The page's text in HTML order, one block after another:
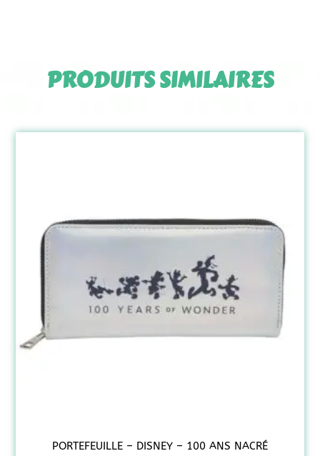
PRODUITS SIMILAIRES
PORTEFEUILLE – DISNEY – 100 ANS NACRÉ